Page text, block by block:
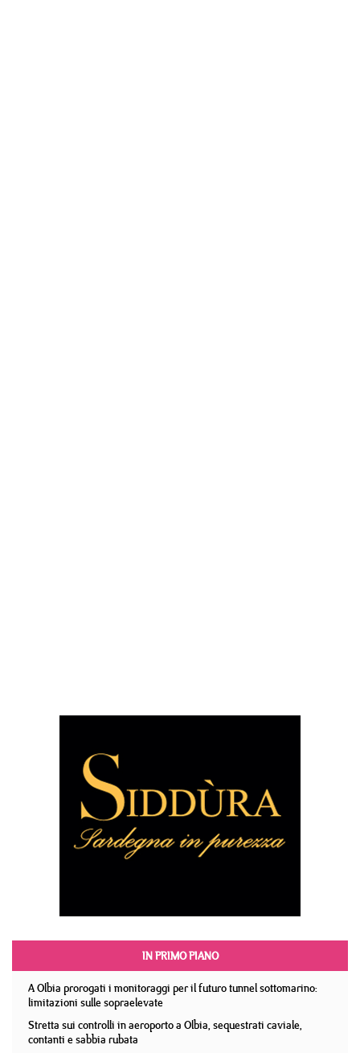
IN PRIMO PIANO
A Olbia prorogati i monitoraggi per il futuro tunnel sottomarino:
limitazioni sulle sopraelevate
Stretta sui controlli in aeroporto a Olbia, sequestrati caviale,
contanti e sabbia rubata